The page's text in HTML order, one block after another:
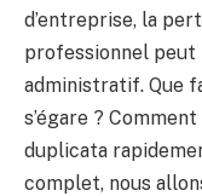
d’entreprise, la
professionnel
administratif. Que
s’égare ?
duplicata
complet, nous